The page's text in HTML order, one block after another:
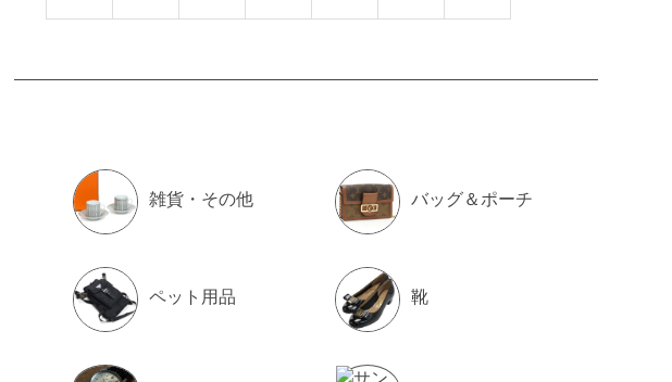
TORY BURCH トリーバーチ マックグロー スモー
マイケルコース MICHAEL KORS MARILYN トート
252BRN-ACORN ブラウン系 bag-01
雑貨・その他 バッグ＆ポーチ
ペット用品 靴